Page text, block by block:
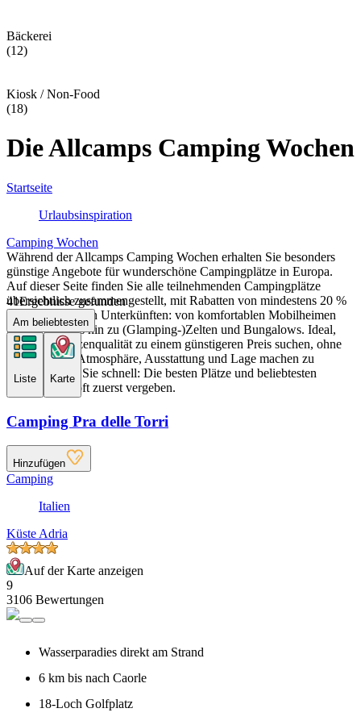
Bäckerei
(12)
Kiosk / Non-Food
(18)
Die Allcamps Camping Wochen
Startseite
Urlaubsinspiration
Camping Wochen
Während der Allcamps Camping Wochen erhalten Sie besonders
günstige Angebote für wunderschöne Campingplätze in Europa.
Auf dieser Seite finden Sie alle teilnehmenden Campingplätze
übersichtlich zusammengestellt, mit Rabatten von mindestens 20 %
auf alle Arten von Unterkünften: von komfortablen Mobilheimen
und Lodges bis hin zu (Glamping-)Zelten und Bungalows. Ideal,
wenn Sie Spitzenqualität zu einem günstigeren Preis suchen, ohne
Abstriche bei Atmosphäre, Ausstattung und Lage machen zu
müssen. Seien Sie schnell: Die besten Plätze und beliebtesten
Termine sind oft zuerst vergeben.
41Ergebnisse gefunden
Am beliebtesten
Liste Karte
Camping Pra delle Torri
Hinzufügen
Camping
Italien
Küste Adria
Auf der Karte anzeigen
9
3106 Bewertungen
Wasserparadies direkt am Strand
6 km bis nach Caorle
18-Loch Golfplatz